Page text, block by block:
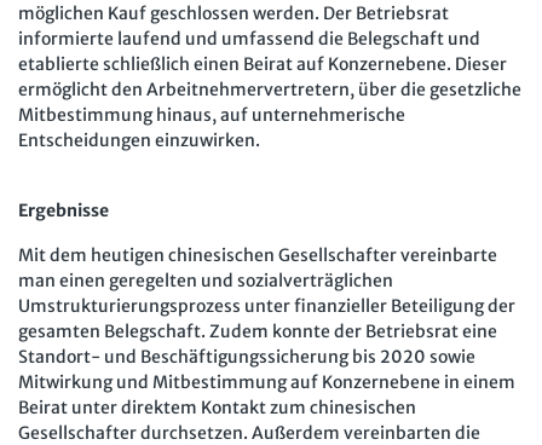
möglichen Kauf geschlossen werden. Der Betriebsrat
informierte laufend und umfassend die Belegschaft und
etablierte schließlich einen Beirat auf Konzernebene. Dieser
ermöglicht den Arbeitnehmervertretern, über die gesetzliche
Mitbestimmung hinaus, auf unternehmerische
Entscheidungen einzuwirken.
Ergebnisse
Mit dem heutigen chinesischen Gesellschafter vereinbarte
man einen geregelten und sozialverträglichen
Umstrukturierungsprozess unter finanzieller Beteiligung der
gesamten Belegschaft. Zudem konnte der Betriebsrat eine
Standort- und Beschäftigungssicherung bis 2020 sowie
Mitwirkung und Mitbestimmung auf Konzernebene in einem
Beirat unter direktem Kontakt zum chinesischen
Gesellschafter durchsetzen. Außerdem vereinbarten die